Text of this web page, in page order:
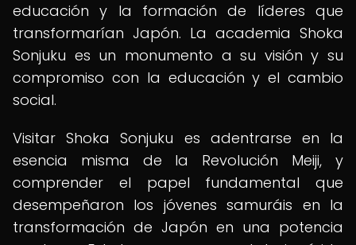
educación y la formación de líderes que
transformarían Japón. La academia Shoka
Sonjuku es un monumento a su visión y su
compromiso con la educación y el cambio
social.
Visitar Shoka Sonjuku es adentrarse en la
esencia misma de la Revolución Meiji, y
comprender el papel fundamental que
desempeñaron los jóvenes samuráis en la
transformación de Japón en una potencia